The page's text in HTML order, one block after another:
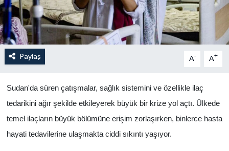
Paylaş A- A+
Sudan'da süren çatışmalar, sağlık sistemini ve özellikle ilaç
tedarikini ağır şekilde etkileyerek büyük bir krize yol açtı. Ülkede
temel ilaçların büyük bölümüne erişim zorlaşırken, binlerce hasta
hayati tedavilerine ulaşmakta ciddi sıkıntı yaşıyor.
Eği̇ti̇m